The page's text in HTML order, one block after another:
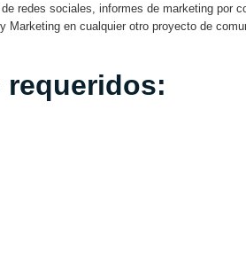
redes sociales, informes de marketing por
en cualquier otro proyecto de